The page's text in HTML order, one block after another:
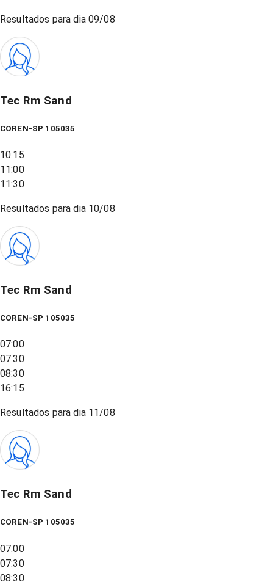
Resultados para dia 09/08
Tec Rm Sand
COREN-SP 105035
10:15
11:00
11:30
Resultados para dia 10/08
Tec Rm Sand
COREN-SP 105035
07:00
07:30
08:30
16:15
Resultados para dia 11/08
Tec Rm Sand
COREN-SP 105035
07:00
07:30
08:30